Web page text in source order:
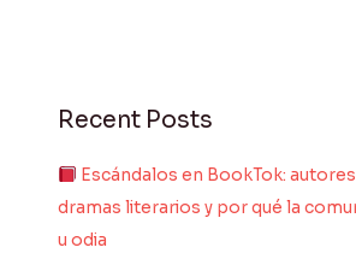
Recent Posts
Escándalos en BookTok:
dramas literarios y por qué la
u odia